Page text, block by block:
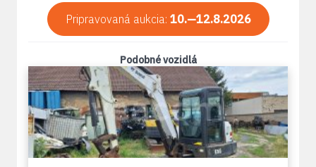
Pripravovaná aukcia: 10.—12.8.2026
Podobné vozidlá